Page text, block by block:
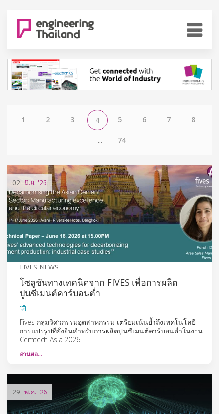
1 2 3 4 5 6 7 8
... 74
02 มิ.ย. '26
FIVES NEWS
โซลูชันทางเทคนิคจาก FIVES เพื่อการผลิต
ปูนซีเมนต์คาร์บอนต่ำ
Fives กลุ่มวิศวกรรมอุตสาหกรรม เตรียมเน้นย้ำถึงเทคโนโลยี
การแปรรูปที่ยั่งยืนสำหรับการผลิตปูนซีเมนต์คาร์บอนต่ำในงาน
Cemtech Asia 2026.
อ่านต่อ…
29 พ.ค. '26